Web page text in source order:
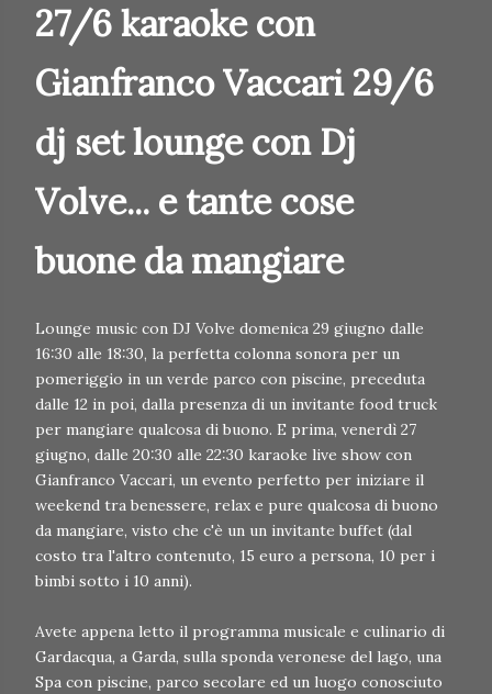
27/6 karaoke con
Gianfranco Vaccari 29/6
dj set lounge con Dj
Volve... e tante cose
buone da mangiare
Lounge music con DJ Volve domenica 29 giugno dalle
16:30 alle 18:30, la perfetta colonna sonora per un
pomeriggio in un verde parco con piscine, preceduta
dalle 12 in poi, dalla presenza di un invitante food truck
per mangiare qualcosa di buono. E prima, venerdì 27
giugno, dalle 20:30 alle 22:30 karaoke live show con
Gianfranco Vaccari, un evento perfetto per iniziare il
weekend tra benessere, relax e pure qualcosa di buono
da mangiare, visto che c'è un un invitante buffet (dal
costo tra l'altro contenuto, 15 euro a persona, 10 per i
bimbi sotto i 10 anni).
Avete appena letto il programma musicale e culinario di
Gardacqua, a Garda, sulla sponda veronese del lago, una
Spa con piscine, parco secolare ed un luogo conosciuto